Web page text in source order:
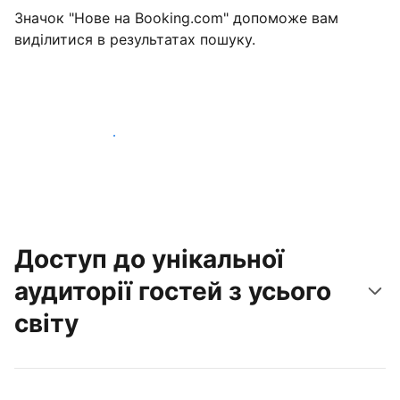
Значок "Нове на Booking.com" допоможе вам
виділитися в результатах пошуку.
Розпочати вже сьогодні
Доступ до унікальної
аудиторії гостей з усього
світу